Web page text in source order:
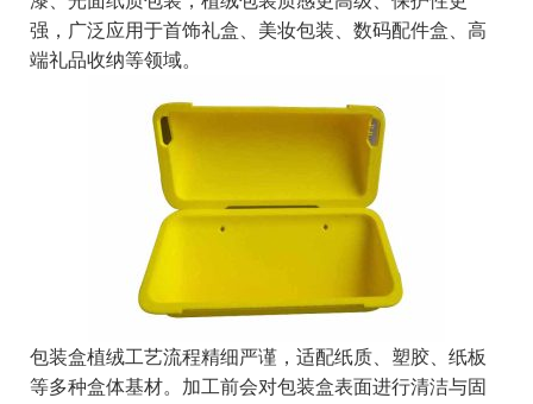
强，广泛应用于首饰礼盒、美妆包装、数码配件盒、高
端礼品收纳等领域。
包装盒植绒工艺流程精细严谨，适配纸质、塑胶、纸板
等多种盒体基材。加工前会对包装盒表面进行清洁与固